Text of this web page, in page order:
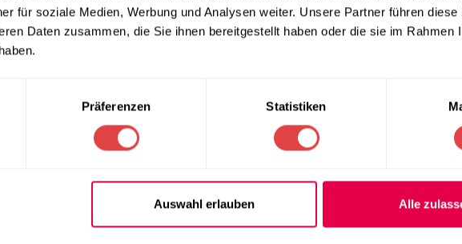
für soziale Medien, Werbung und Analysen weiter. Unsere Partner führen diese
Daten zusammen, die Sie ihnen bereitgestellt haben oder die sie im Rahmen
Präferenzen Statistiken
Auswahl erlauben Alle